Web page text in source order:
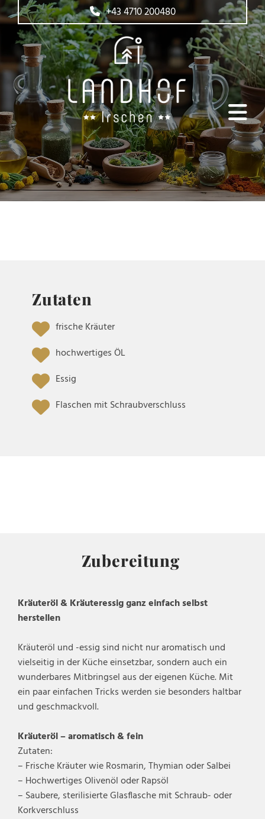
+43 4710 200480
Zutaten
frische Kräuter
hochwertiges ÖL
Essig
Flaschen mit Schraubverschluss
Zubereitung
Kräuteröl & Kräuteressig ganz einfach selbst
herstellen
Kräuteröl und -essig sind nicht nur aromatisch und
vielseitig in der Küche einsetzbar, sondern auch ein
wunderbares Mitbringsel aus der eigenen Küche. Mit
ein paar einfachen Tricks werden sie besonders haltbar
und geschmackvoll.
Kräuteröl – aromatisch & fein
Zutaten:
– Frische Kräuter wie Rosmarin, Thymian oder Salbei
– Hochwertiges Olivenöl oder Rapsöl
– Saubere, sterilisierte Glasflasche mit Schraub- oder
Korkverschluss